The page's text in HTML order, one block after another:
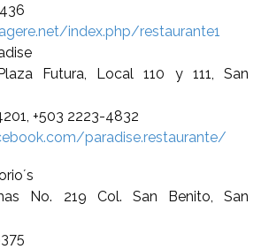
index.php/restaurante1
Futura, Local 110 y 111, San
+503 2223-4832
paradise.restaurante/
No. 219 Col. San Benito, San